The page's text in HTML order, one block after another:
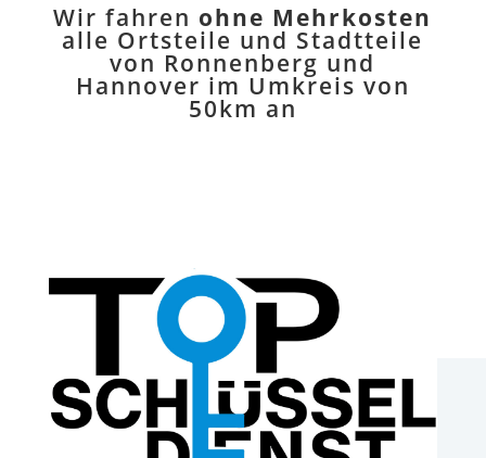
Wir fahren ohne Mehrkosten
alle Ortsteile und Stadtteile
von Ronnenberg und
Hannover im Umkreis von
50km an